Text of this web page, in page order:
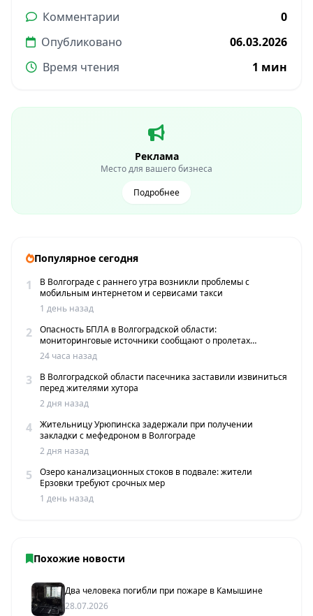
Комментарии
0
Опубликовано
06.03.2026
Время чтения
1 мин
Реклама
Место для вашего бизнеса
Подробнее
Популярное сегодня
1
В Волгограде с раннего утра возникли проблемы с
мобильным интернетом и сервисами такси
1 день назад
2
Опасность БПЛА в Волгоградской области:
мониторинговые источники сообщают о пролетах
беспилотников
24 часа назад
3
В Волгоградской области пасечника заставили извиниться
перед жителями хутора
2 дня назад
4
Жительницу Урюпинска задержали при получении
закладки с мефедроном в Волгограде
2 дня назад
5
Озеро канализационных стоков в подвале: жители
Ерзовки требуют срочных мер
1 день назад
Похожие новости
Два человека погибли при пожаре в Камышине
28.07.2026